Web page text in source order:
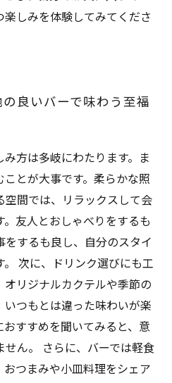
しみを体験してみてくださ
良いバーで味わう至福
方は多岐にわたります。ま
とが大事です。柔らかな照
空間では、リラックスして会
友人とおしゃべりをするも
をするも良し、自分のスタイ
次に、ドリンク選びにも工
リジナルカクテルや季節の
つもとは違った味わいが楽
おすすめを聞いてみると、意
ん。 さらに、バーでは軽食
つまみや小皿料理をシェア